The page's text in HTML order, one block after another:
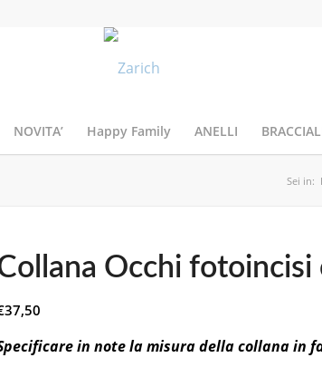
NOVITA’ Happy Family ANELLI
Sei in:
Occhi
37,50
in note la misura della collana in